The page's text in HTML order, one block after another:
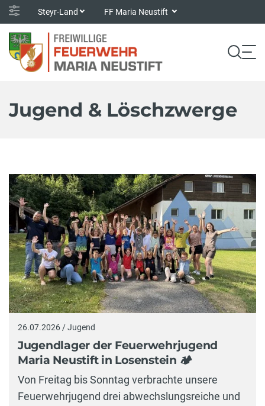
Steyr-Land FF Maria Neustift
Jugend & Löschzwerge
26.07.2026 / Jugend
Jugendlager der Feuerwehrjugend
Maria Neustift in Losenstein 🏕️
Von Freitag bis Sonntag verbrachte unsere
Feuerwehrjugend drei abwechslungsreiche und